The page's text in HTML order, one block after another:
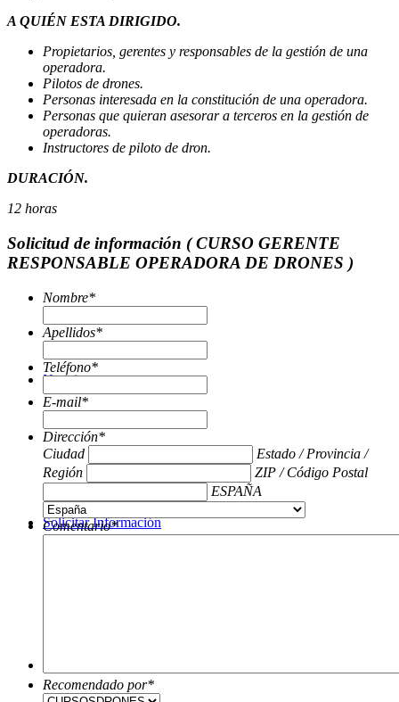
Noticias
Solicitar Información
A QUIÉN ESTA DIRIGIDO.
Propietarios, gerentes y responsables de la gestión de una
operadora.
Pilotos de drones.
Personas interesada en la constitución de una operadora.
Personas que quieran asesorar a terceros en la gestión de
operadoras.
Instructores de piloto de dron.
DURACIÓN.
12 horas
Solicitud de información ( CURSO GERENTE
RESPONSABLE OPERADORA DE DRONES )
Nombre*
Apellidos*
Teléfono*
E-mail*
Dirección*
Ciudad
Estado / Provincia /
Región
ZIP / Código Postal
ESPAÑA
Comentario*
Recomendado por*